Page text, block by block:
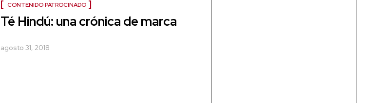
CONTENIDO PATROCINADO
Té Hindú: una crónica de marca
agosto 31, 2018